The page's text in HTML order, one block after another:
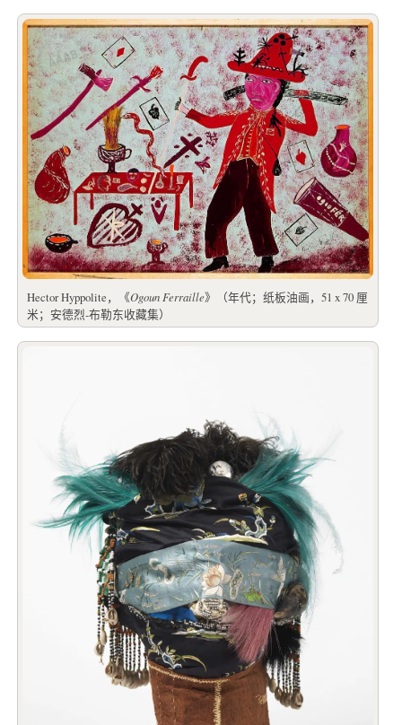
Hector Hyppolite，《Ogoun Ferraille》（年代；纸板油画，51 x 70 厘
米；安德烈-布勒东收藏集）